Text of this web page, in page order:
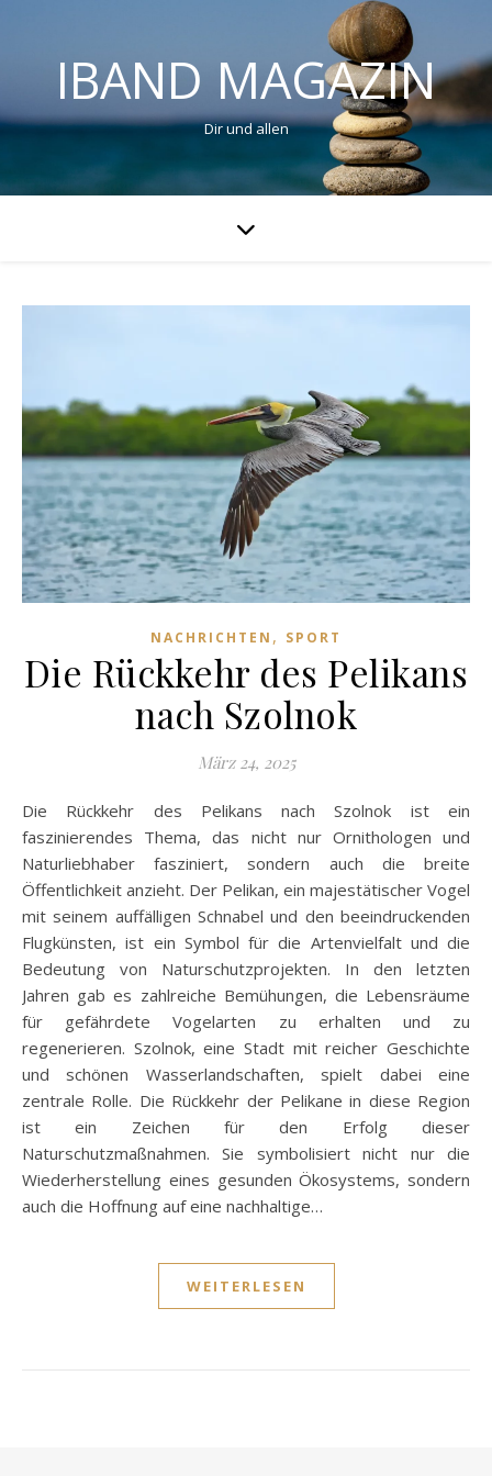
IBAND MAGAZIN
Dir und allen
NACHRICHTEN , SPORT
Die Rückkehr des Pelikans
nach Szolnok
März 24, 2025
Die Rückkehr des Pelikans nach Szolnok ist ein
faszinierendes Thema, das nicht nur Ornithologen und
Naturliebhaber fasziniert, sondern auch die breite
Öffentlichkeit anzieht. Der Pelikan, ein majestätischer Vogel
mit seinem auffälligen Schnabel und den beeindruckenden
Flugkünsten, ist ein Symbol für die Artenvielfalt und die
Bedeutung von Naturschutzprojekten. In den letzten
Jahren gab es zahlreiche Bemühungen, die Lebensräume
für gefährdete Vogelarten zu erhalten und zu
regenerieren. Szolnok, eine Stadt mit reicher Geschichte
und schönen Wasserlandschaften, spielt dabei eine
zentrale Rolle. Die Rückkehr der Pelikane in diese Region
ist ein Zeichen für den Erfolg dieser
Naturschutzmaßnahmen. Sie symbolisiert nicht nur die
Wiederherstellung eines gesunden Ökosystems, sondern
auch die Hoffnung auf eine nachhaltige…
WEITERLESEN